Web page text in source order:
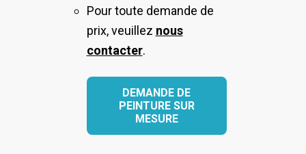
Pour toute demande de
prix, veuillez nous
contacter.
DEMANDE DE
PEINTURE SUR
MESURE